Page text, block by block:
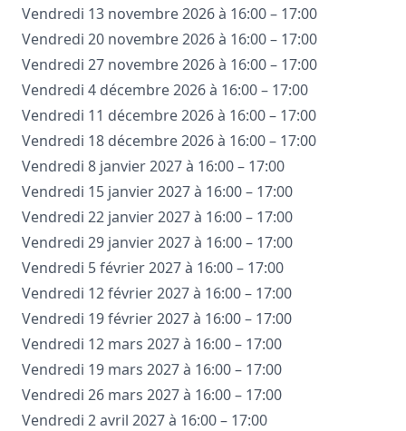
Vendredi 13 novembre 2026 à 16:00 – 17:00
Vendredi 20 novembre 2026 à 16:00 – 17:00
Vendredi 27 novembre 2026 à 16:00 – 17:00
Vendredi 4 décembre 2026 à 16:00 – 17:00
Vendredi 11 décembre 2026 à 16:00 – 17:00
Vendredi 18 décembre 2026 à 16:00 – 17:00
Vendredi 8 janvier 2027 à 16:00 – 17:00
Vendredi 15 janvier 2027 à 16:00 – 17:00
Vendredi 22 janvier 2027 à 16:00 – 17:00
Vendredi 29 janvier 2027 à 16:00 – 17:00
Vendredi 5 février 2027 à 16:00 – 17:00
Vendredi 12 février 2027 à 16:00 – 17:00
Vendredi 19 février 2027 à 16:00 – 17:00
Vendredi 12 mars 2027 à 16:00 – 17:00
Vendredi 19 mars 2027 à 16:00 – 17:00
Vendredi 26 mars 2027 à 16:00 – 17:00
Vendredi 2 avril 2027 à 16:00 – 17:00